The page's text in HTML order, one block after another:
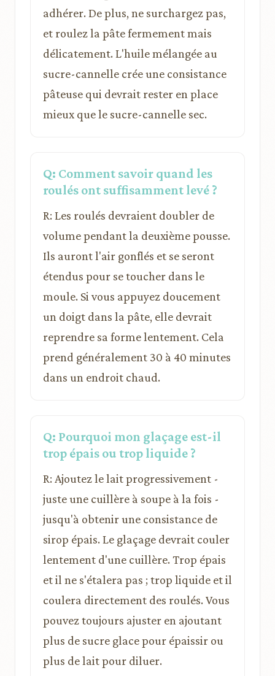
adhérer. De plus, ne surchargez pas,
et roulez la pâte fermement mais
délicatement. L'huile mélangée au
sucre-cannelle crée une consistance
pâteuse qui devrait rester en place
mieux que le sucre-cannelle sec.
Q: Comment savoir quand les
roulés ont suffisamment levé ?
R: Les roulés devraient doubler de
volume pendant la deuxième pousse.
Ils auront l'air gonflés et se seront
étendus pour se toucher dans le
moule. Si vous appuyez doucement
un doigt dans la pâte, elle devrait
reprendre sa forme lentement. Cela
prend généralement 30 à 40 minutes
dans un endroit chaud.
Q: Pourquoi mon glaçage est-il
trop épais ou trop liquide ?
R: Ajoutez le lait progressivement -
juste une cuillère à soupe à la fois -
jusqu'à obtenir une consistance de
sirop épais. Le glaçage devrait couler
lentement d'une cuillère. Trop épais
et il ne s'étalera pas ; trop liquide et il
coulera directement des roulés. Vous
pouvez toujours ajuster en ajoutant
plus de sucre glace pour épaissir ou
plus de lait pour diluer.